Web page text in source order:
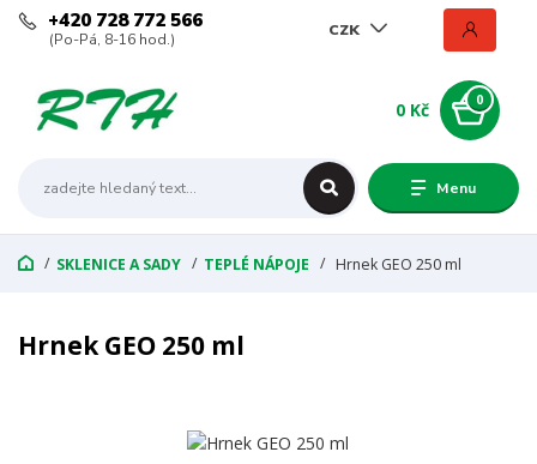
Menu
CZK
+420 728 772 566
(Po-Pá, 8-16 hod.)
0
0 Kč
SKLENICE A SADY TEPLÉ NÁPOJE Hrnek GEO 250 ml
Hrnek GEO 250 ml